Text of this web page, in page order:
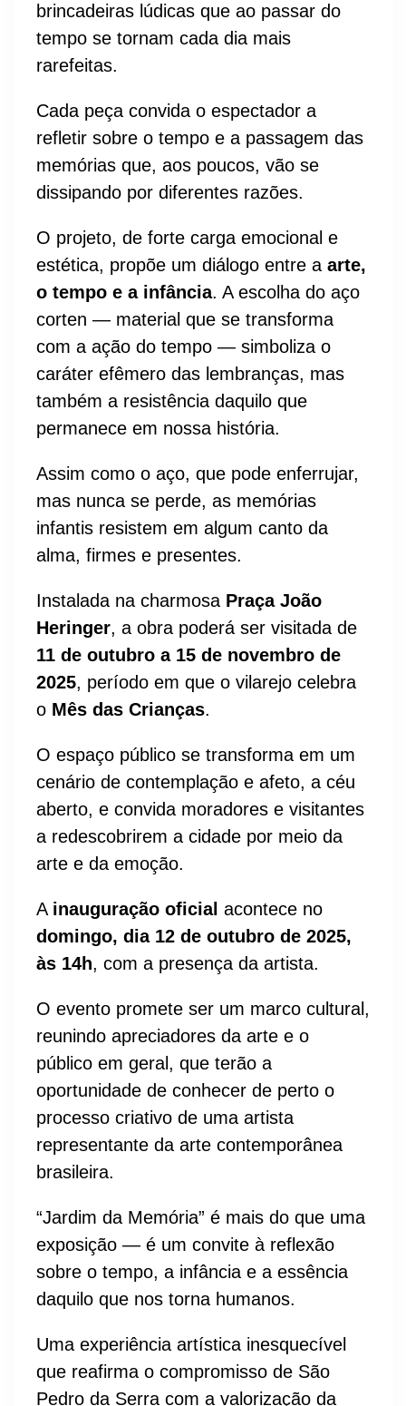
brincadeiras lúdicas que ao passar do
tempo se tornam cada dia mais
rarefeitas.
Cada peça convida o espectador a
refletir sobre o tempo e a passagem das
memórias que, aos poucos, vão se
dissipando por diferentes razões.
O projeto, de forte carga emocional e
estética, propõe um diálogo entre a arte,
o tempo e a infância. A escolha do aço
corten — material que se transforma
com a ação do tempo — simboliza o
caráter efêmero das lembranças, mas
também a resistência daquilo que
permanece em nossa história.
Assim como o aço, que pode enferrujar,
mas nunca se perde, as memórias
infantis resistem em algum canto da
alma, firmes e presentes.
Instalada na charmosa Praça João
Heringer, a obra poderá ser visitada de
11 de outubro a 15 de novembro de
2025, período em que o vilarejo celebra
o Mês das Crianças.
O espaço público se transforma em um
cenário de contemplação e afeto, a céu
aberto, e convida moradores e visitantes
a redescobrirem a cidade por meio da
arte e da emoção.
A inauguração oficial acontece no
domingo, dia 12 de outubro de 2025,
às 14h, com a presença da artista.
O evento promete ser um marco cultural,
reunindo apreciadores da arte e o
público em geral, que terão a
oportunidade de conhecer de perto o
processo criativo de uma artista
representante da arte contemporânea
brasileira.
“Jardim da Memória” é mais do que uma
exposição — é um convite à reflexão
sobre o tempo, a infância e a essência
daquilo que nos torna humanos.
Uma experiência artística inesquecível
que reafirma o compromisso de São
Pedro da Serra com a valorização da